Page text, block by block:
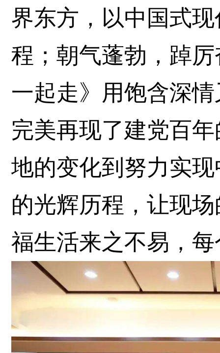
界东方，以中国式
程；朝气蓬勃，踔
一起走》用饱含深
完美再现了建党百
地的变化到努力实
的光辉历程，让现
福生活来之不易，